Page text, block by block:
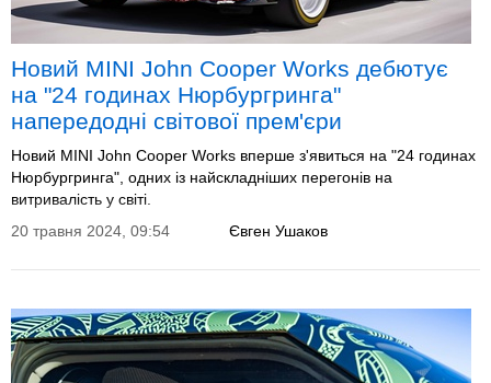
Новий MINI John Cooper Works дебютує
на "24 годинах Нюрбургринга"
напередодні світової прем'єри
Новий MINI John Cooper Works вперше з'явиться на "24 годинах
Нюрбургринга", одних із найскладніших перегонів на
витривалість у світі.
Євген Ушаков
20 травня 2024, 09:54